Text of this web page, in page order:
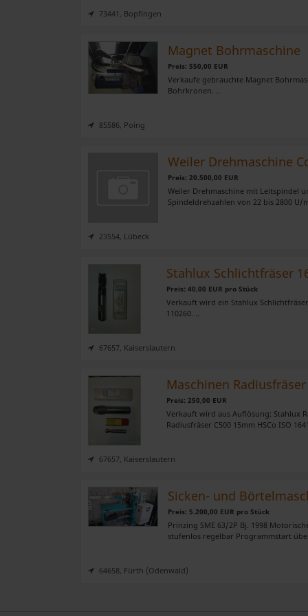
73441, Bopfingen
Magnet Bohrmaschine
Preis: 550,00 EUR
Verkaufe gebrauchte Magnet
Bohrkronen. ..
85586, Poing
Weiler Drehmaschine
Preis: 20.500,00 EUR
Weiler Drehmaschine mit Leitspindel
Spindeldrehzahlen von 22 bis 2800 U/
23554, Lübeck
Stahlux Schlichtfräser
Preis: 40,00 EUR pro Stück
Verkauft wird ein Stahlux
110260. ..
67657, Kaiserslautern
Maschinen Radiusfräser
Preis: 250,00 EUR
Verkauft wird aus Auflösung: Stahlux
Radiusfräser C500 15mm HSCo ISO 1641
67657, Kaiserslautern
Sicken- und
Preis: 5.200,00 EUR pro Stück
Prinzing SME 63/2P Bj. 1998
stufenlos regelbar Programmstart
64658, Fürth (Odenwald)